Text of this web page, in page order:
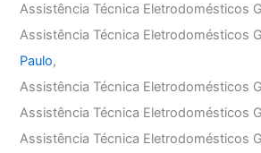
Assistência Técnica Eletrodomésticos
Assistência Técnica Eletrodomésticos
Paulo,
Assistência Técnica Eletrodomésticos
Assistência Técnica Eletrodomésticos
Assistência Técnica Eletrodomésticos